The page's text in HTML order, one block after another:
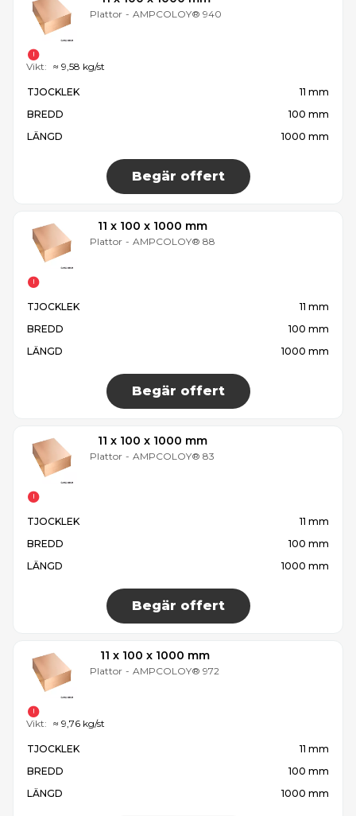
Plattor - AMPCOLOY® 940
TJOCKLEK
11 mm
BREDD
100 mm
LÄNGD
1000 mm
Begär offert
Vikt: ≈ 9,58 kg/st
11 x 100 x 1000 mm
Plattor - AMPCOLOY® 88
TJOCKLEK
11 mm
BREDD
100 mm
LÄNGD
1000 mm
Begär offert
11 x 100 x 1000 mm
Plattor - AMPCOLOY® 83
TJOCKLEK
11 mm
BREDD
100 mm
LÄNGD
1000 mm
Begär offert
11 x 100 x 1000 mm
Plattor - AMPCOLOY® 972
TJOCKLEK
11 mm
BREDD
100 mm
LÄNGD
1000 mm
Vikt: ≈ 9,76 kg/st